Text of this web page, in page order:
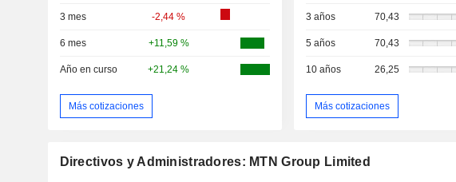
3 mes -2,44 %
6 mes +11,59 %
Año en curso +21,24 %
Más cotizaciones
3 años 70,43
5 años 70,43
10 años 26,25
Más cotizaciones
Directivos y Administradores: MTN Group Limited